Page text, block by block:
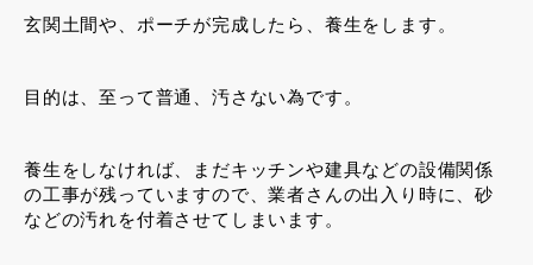
玄関土間や、ポーチが完成したら、養生をします。
目的は、至って普通、汚さない為です。
養生をしなければ、まだキッチンや建具などの設備関係
の工事が残っていますので、業者さんの出入り時に、砂
などの汚れを付着させてしまいます。